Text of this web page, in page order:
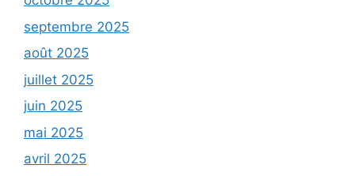
septembre 2025
août 2025
juillet 2025
juin 2025
mai 2025
avril 2025